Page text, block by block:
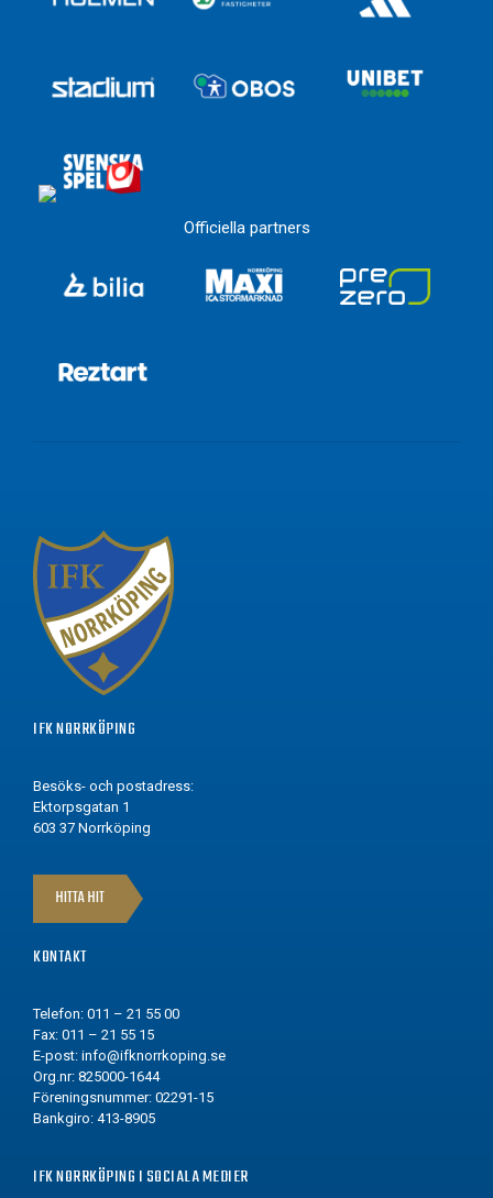
Officiella partners
IFK NORRKÖPING
Besöks- och postadress:
Ektorpsgatan 1
603 37 Norrköping
HITTA HIT
KONTAKT
Telefon: 011 – 21 55 00
Fax: 011 – 21 55 15
E-post: info@ifknorrkoping.se
Org.nr: 825000-1644
Föreningsnummer: 02291-15
Bankgiro: 413-8905
IFK NORRKÖPING I SOCIALA MEDIER